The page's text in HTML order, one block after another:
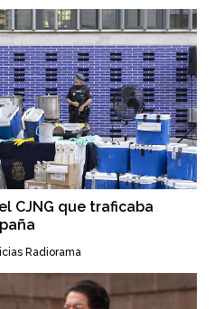
CJNG que traficaba
Radiorama